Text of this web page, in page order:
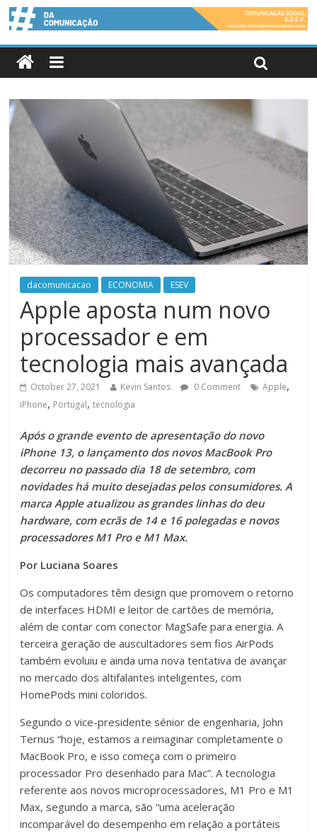
dacomunicacao ECONOMIA ESEV
Apple aposta num novo
processador e em
tecnologia mais avançada
October 27, 2021 Kevin Santos 0 Comment Apple,
iPhone, Portugal,tecnologia
Após o grande evento de apresentação do novo
iPhone 13, o lançamento dos novos MacBook Pro
decorreu no passado dia 18 de setembro, com
novidades há muito desejadas pelos consumidores. A
marca Apple atualizou as grandes linhas do deu
hardware, com ecrãs de 14 e 16 polegadas e novos
processadores M1 Pro e M1 Max.
Por Luciana Soares
Os computadores têm design que promovem o retorno
de interfaces HDMI e leitor de cartões de memória,
além de contar com conector MagSafe para energia. A
terceira geração de auscultadores sem fios AirPods
também evoluiu e ainda uma nova tentativa de avançar
no mercado dos altifalantes inteligentes, com
HomePods mini coloridos.
Segundo o vice-presidente sénior de engenharia, John
Ternus “hoje, estamos a reimaginar completamente o
MacBook Pro, e isso começa com o primeiro
processador Pro desenhado para Mac”. A tecnologia
referente aos novos microprocessadores, M1 Pro e M1
Max, segundo a marca, são “uma aceleração
incomparável do desempenho em relação a portáteis